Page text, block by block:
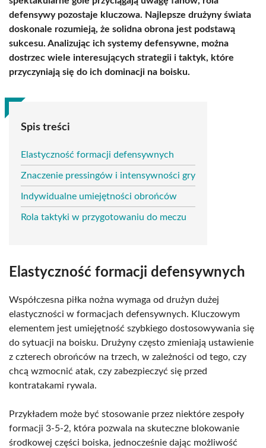
defensywy pozostaje kluczowa. Najlepsze drużyny świata
doskonale rozumieją, że solidna obrona jest podstawą
sukcesu. Analizując ich systemy defensywne, można
dostrzec wiele interesujących strategii i taktyk, które
przyczyniają się do ich dominacji na boisku.
Spis treści
Elastyczność formacji defensywnych
Znaczenie pressingów i intensywności gry
Indywidualne umiejętności obrońców
Rola taktyki w przygotowaniu do meczu
Elastyczność formacji defensywnych
Współczesna piłka nożna wymaga od drużyn dużej
elastyczności w formacjach defensywnych. Kluczowym
elementem jest umiejętność szybkiego dostosowywania się
do sytuacji na boisku. Drużyny często zmieniają ustawienie
z czterech obrońców na trzech, w zależności od tego, czy
chcą wzmocnić atak, czy zabezpieczyć się przed
kontratakami rywala.
Przykładem może być stosowanie przez niektóre zespoły
formacji 3-5-2, która pozwala na skuteczne blokowanie
środkowej części boiska, jednocześnie dając możliwość